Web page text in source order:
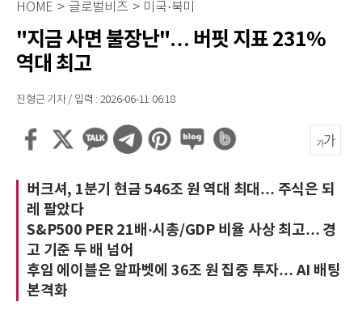
HOME > 글로벌비즈 > 미국·북미
"지금 사면 불장난"… 버핏 지표 231%
역대 최고
진형근 기자 / 입력 : 2026-06-11 06:18
버크셔, 1분기 현금 546조 원 역대 최대… 주식은 되
레 팔았다
S&P500 PER 21배·시총/GDP 비율 사상 최고… 경
고 기준 두 배 넘어
후임 에이블은 알파벳에 36조 원 집중 투자… AI 배팅
본격화